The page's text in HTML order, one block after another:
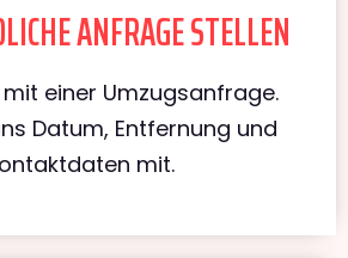
ANFRAGE STELLEN
einer Umzugsanfrage.
Datum, Entfernung und
mit.